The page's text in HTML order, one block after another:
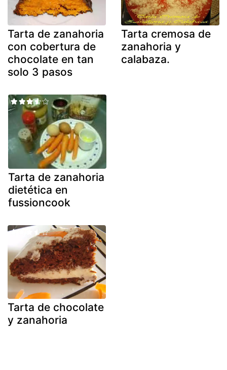
Tarta de zanahoria
con cobertura de
chocolate en tan
solo 3 pasos
Tarta cremosa de
zanahoria y
calabaza.
Tarta de zanahoria
dietética en
fussioncook
Tarta de chocolate
y zanahoria